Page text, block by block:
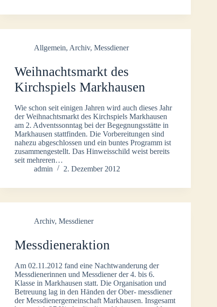
Allgemein, Archiv, Messdiener
Weihnachtsmarkt des
Kirchspiels Markhausen
Wie schon seit einigen Jahren wird auch dieses Jahr
der Weihnachtsmarkt des Kirchspiels Markhausen
am 2. Adventssonntag bei der Begegnungsstätte in
Markhausen stattfinden. Die Vorbereitungen sind
nahezu abgeschlossen und ein buntes Programm ist
zusammengestellt. Das Hinweisschild weist bereits
seit mehreren…
admin
2. Dezember 2012
Archiv, Messdiener
Messdieneraktion
Am 02.11.2012 fand eine Nachtwanderung der
Messdienerinnen und Messdiener der 4. bis 6.
Klasse in Markhausen statt. Die Organisation und
Betreuung lag in den Händen der Ober- messdiener
der Messdienergemeinschaft Markhausen. Insgesamt